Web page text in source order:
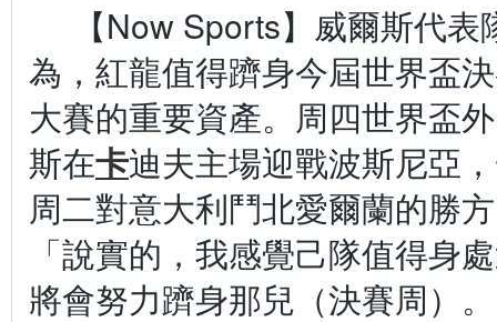
【Now Sports】威爾斯代
為，紅龍值得躋身今屆世界盃
大賽的重要資產。周四世界盃
斯在卡迪夫主場迎戰波斯尼亞
周二對意大利鬥北愛爾蘭的勝
「說實的，我感覺己隊值得身
將會努力躋身那兒（決賽周）